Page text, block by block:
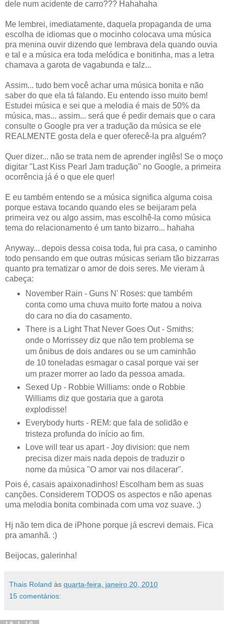
dele num acidente de carro??? Hahahaha
Me lembrei, imediatamente, daquela propaganda de uma
escolha de idiomas que o mocinho colocava uma música
pra menina ouvir dizendo que lembrava dela quando ouvia
e tal e a música era toda melódica e bonitinha, mas a letra
chamava a garota de vagabunda e talz...
Assim... tudo bem você achar uma música bonita e não
saber do que ela tá falando. Eu entendo isso muito bem!
Estudei música e sei que a melodia é mais de 50% da
música, mas... assim... será que é pedir demais que o cara
consulte o Google pra ver a tradução da música se ele
REALMENTE gosta dela e quer oferecê-la pra alguém?
Quer dizer... não se trata nem de aprender inglês! Se o moço
digitar "Last Kiss Pearl Jam tradução" no Google, a primeira
ocorrência já é o que ele quer!
E eu também entendo se a música significa alguma coisa
porque estava tocando quando eles se beijaram pela
primeira vez ou algo assim, mas escolhê-la como música
tema do relacionamento é um tanto bizarro... hahaha
Anyway... depois dessa coisa toda, fui pra casa, o caminho
todo pensando em que outras músicas seriam tão bizzarras
quanto pra tematizar o amor de dois seres. Me vieram à
cabeça:
November Rain - Guns N' Roses: que também
conta como uma chuva muito forte matou a noiva
do cara no dia do casamento.
There is a Light That Never Goes Out - Smiths:
onde o Morrissey diz que não tem problema se
um ônibus de dois andares ou se um caminhão
de 10 toneladas esmagar o casal porque vai ser
um prazer morrer ao lado da pessoa amada.
Sexed Up - Robbie Williams: onde o Robbie
Williams diz que gostaria que a garota
explodisse!
Everybody hurts - REM: que fala de solidão e
tristeza profunda do início ao fim.
Love will tear us apart - Joy division: que nem
precisa dizer mais nada depois de traduzir o
nome da música "O amor vai nos dilacerar".
Pois é, casais apaixonadinhos! Escolham bem as suas
canções. Considerem TODOS os aspectos e não apenas
uma melodia bonita combinada com uma voz suave. ;)
Hj não tem dica de iPhone porque já escrevi demais. Fica
pra amanhã. :)
Beijocas, galerinha!
Thais Roland às quarta-feira, janeiro 20, 2010
15 comentários: